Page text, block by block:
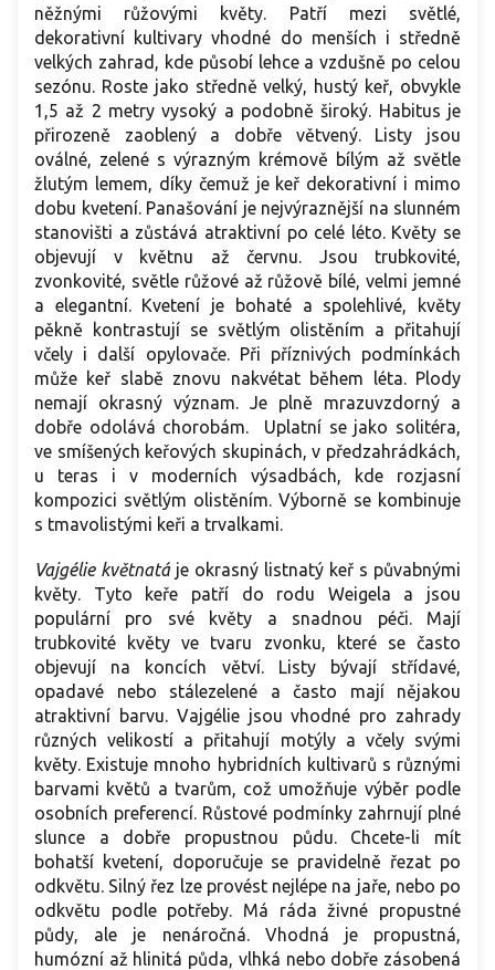
něžnými růžovými květy. Patří mezi světlé,
dekorativní kultivary vhodné do menších i středně
velkých zahrad, kde působí lehce a vzdušně po celou
sezónu. Roste jako středně velký, hustý keř, obvykle
1,5 až 2 metry vysoký a podobně široký. Habitus je
přirozeně zaoblený a dobře větvený. Listy jsou
oválné, zelené s výrazným krémově bílým až světle
žlutým lemem, díky čemuž je keř dekorativní i mimo
dobu kvetení. Panašování je nejvýraznější na slunném
stanovišti a zůstává atraktivní po celé léto. Květy se
objevují v květnu až červnu. Jsou trubkovité,
zvonkovité, světle růžové až růžově bílé, velmi jemné
a elegantní. Kvetení je bohaté a spolehlivé, květy
pěkně kontrastují se světlým olistěním a přitahují
včely i další opylovače. Při příznivých podmínkách
může keř slabě znovu nakvétat během léta. Plody
nemají okrasný význam. Je plně mrazuvzdorný a
dobře odolává chorobám. Uplatní se jako solitéra,
ve smíšených keřových skupinách, v předzahrádkách,
u teras i v moderních výsadbách, kde rozjasní
kompozici světlým olistěním. Výborně se kombinuje
s tmavolistými keři a trvalkami.
Vajgélie květnatáje okrasný listnatý keř s půvabnými
květy. Tyto keře patří do rodu Weigela a jsou
populární pro své květy a snadnou péči. Mají
trubkovité květy ve tvaru zvonku, které se často
objevují na koncích větví. Listy bývají střídavé,
opadavé nebo stálezelené a často mají nějakou
atraktivní barvu. Vajgélie jsou vhodné pro zahrady
různých velikostí a přitahují motýly a včely svými
květy. Existuje mnoho hybridních kultivarů s různými
barvami květů a tvarům, což umožňuje výběr podle
osobních preferencí. Růstové podmínky zahrnují plné
slunce a dobře propustnou půdu. Chcete-li mít
bohatší kvetení, doporučuje se pravidelně řezat po
odkvětu. Silný řez lze provést nejlépe na jaře, nebo po
odkvětu podle potřeby. Má ráda živné propustné
půdy, ale je nenáročná. Vhodná je propustná,
humózní až hlinitá půda, vlhká nebo dobře zásobená